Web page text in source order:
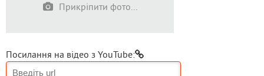
Прикріпити фото...
Посилання на відео з YouTube: